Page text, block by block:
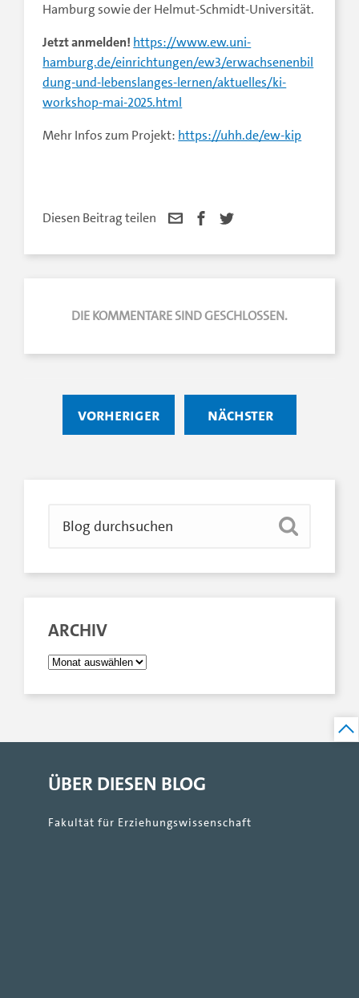
Hamburg sowie der Helmut-Schmidt-Universität.
Jetzt anmelden! https://www.ew.uni-
hamburg.de/einrichtungen/ew3/erwachsenenbil
dung-und-lebenslanges-lernen/aktuelles/ki-
workshop-mai-2025.html
Mehr Infos zum Projekt: https://uhh.de/ew-kip
Diesen Beitrag teilen
DIE KOMMENTARE SIND GESCHLOSSEN.
vorheriger nächster
ARCHIV
ÜBER DIESEN BLOG
Fakultät für Erziehungswissenschaft